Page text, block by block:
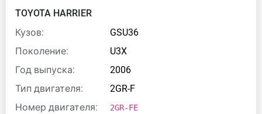
TOYOTA HARRIER
Кузов:
GSU36
Поколение:
U3X
Год выпуска:
2006
Тип двигателя:
2GR-F
Номер двигателя:
2GR-FE